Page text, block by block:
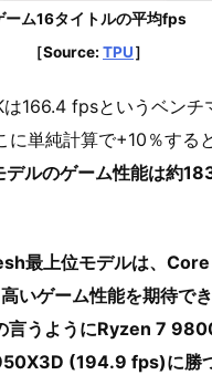
ーム16タイトルの平均fps
［Source: TPU］
166.4 fpsというベンチ
単純計算で+10％すると
ルのゲーム性能は約
最上位モデルは、
いゲーム性能を期待で
言うようにRyzen 7
(194.9 fps)に勝